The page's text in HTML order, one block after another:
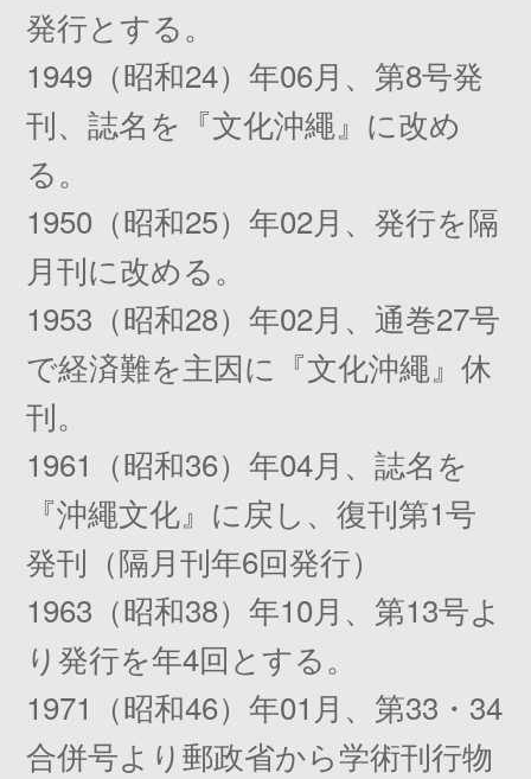
発行とする。
1949（昭和24）年06月、第8号発
刊、誌名を『文化沖繩』に改め
る。
1950（昭和25）年02月、発行を隔
月刊に改める。
1953（昭和28）年02月、通巻27号
で経済難を主因に『文化沖繩』休
刊。
1961（昭和36）年04月、誌名を
『沖繩文化』に戻し、復刊第1号
発刊（隔月刊年6回発行）
1963（昭和38）年10月、第13号よ
り発行を年4回とする。
1971（昭和46）年01月、第33・34
合併号より郵政省から学術刊行物